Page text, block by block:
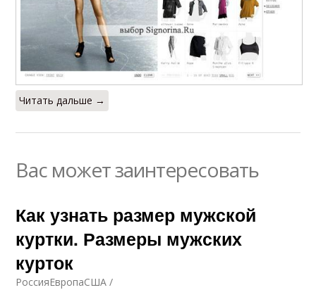
Читать дальше →
Вас может заинтересовать
Как узнать размер мужской
куртки. Размеры мужских
курток
РоссияЕвропаСША /